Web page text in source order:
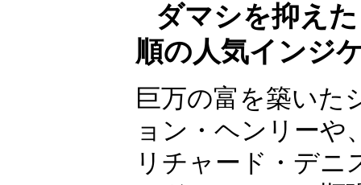
で役立つ情報が満
▼ 動画を見る
ダマシを抑え
順の人気インジ